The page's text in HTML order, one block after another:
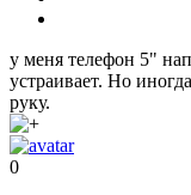
у меня телефон 5"
устраивает. Но
руку.
0